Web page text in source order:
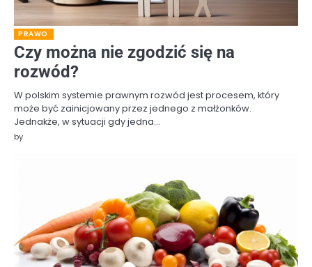
PRAWO
Czy można nie zgodzić się na
rozwód?
W polskim systemie prawnym rozwód jest procesem, który
może być zainicjowany przez jednego z małżonków.
Jednakże, w sytuacji gdy jedna…
by